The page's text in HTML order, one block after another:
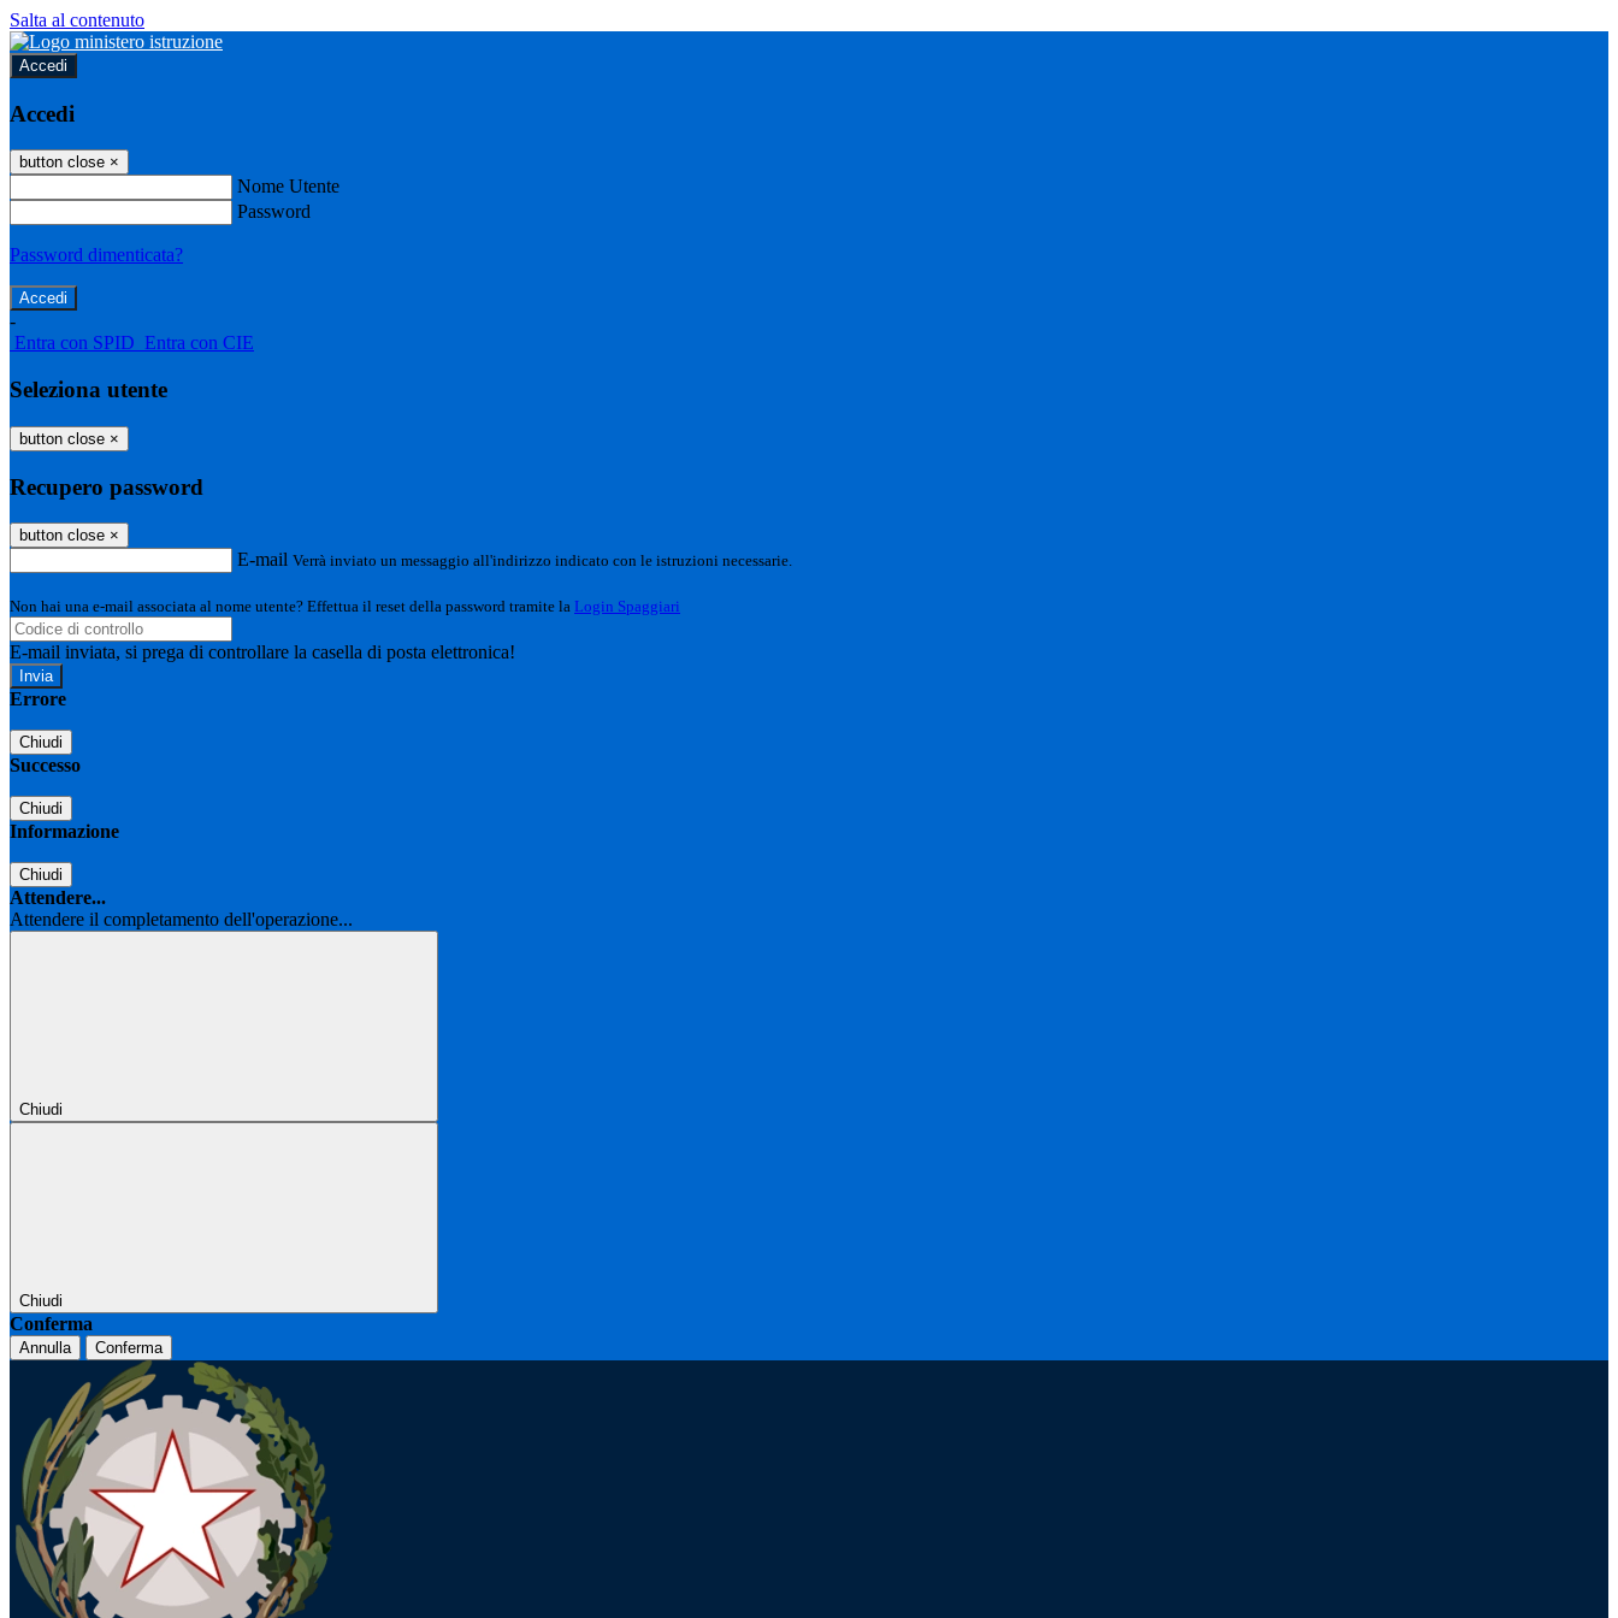
Salta al contenuto
Accedi
Accedi
button close ×
Nome Utente
Password
Password dimenticata?
-
Entra con SPID Entra con CIE
Seleziona utente
button close ×
Recupero password
button close ×
E-mail Verrà inviato un messaggio all'indirizzo indicato con le istruzioni necessarie.
Non hai una e-mail associata al nome utente? Effettua il reset della password tramite la Login Spaggiari
E-mail inviata, si prega di controllare la casella di posta elettronica!
Errore
Chiudi
Successo
Chiudi
Informazione
Chiudi
Attendere...
Attendere il completamento dell'operazione...
Chiudi
Chiudi
Conferma
Annulla Conferma